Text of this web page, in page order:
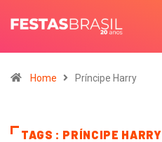
Home Príncipe Harry
TAGS : PRÍNCIPE HARRY